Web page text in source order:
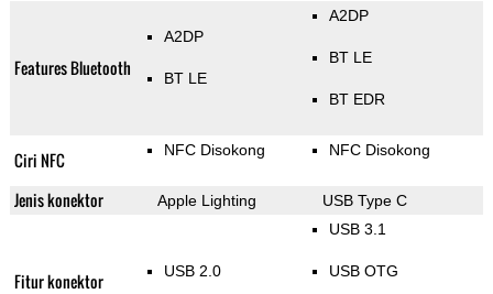
Features Bluetooth
A2DP
BT LE
A2DP
BT LE
BT EDR
Ciri NFC NFC Disokong NFC Disokong
Jenis konektor Apple Lighting USB Type C
Fitur konektor USB 2.0
USB 3.1
USB OTG